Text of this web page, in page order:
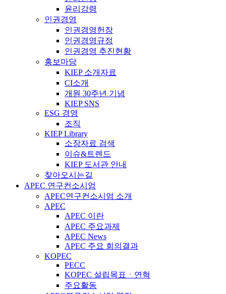
윤리강령
인권경영
인권경영헌장
인권경영규정
인권경영 추진현황
홍보마당
KIEP 소개자료
CI소개
개원 30주년 기념
KIEP SNS
ESG 경영
조직
KIEP Library
소장자료 검색
이슈&트렌드
KIEP 도서관 안내
찾아오시는길
APEC 연구컨소시엄
APEC연구컨소시엄 소개
APEC
APEC 이란
APEC 주요과제
APEC News
APEC 주요 회의결과
KOPEC
PECC
KOPEC 설립목표ㆍ연혁
주요활동